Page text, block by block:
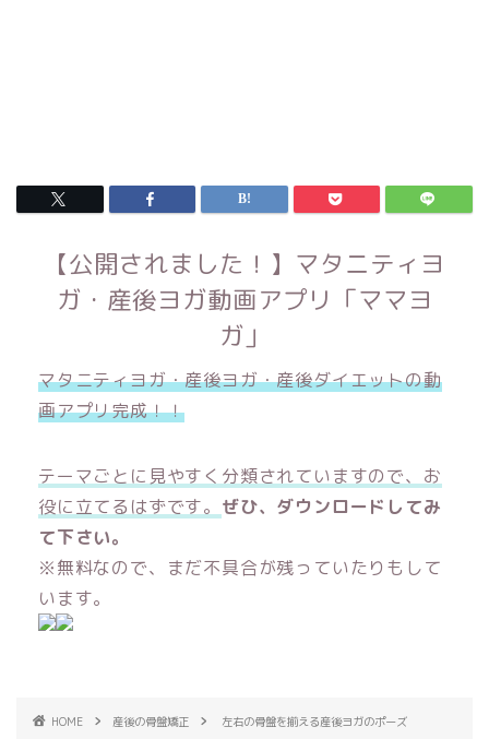
【公開されました！】マタニティヨ
ガ・産後ヨガ動画アプリ「ママヨ
ガ」
マタニティヨガ・産後ヨガ・産後ダイエットの動
画アプリ完成！！
テーマごとに見やすく分類されていますので、お
役に立てるはずです。 ぜひ、ダウンロードしてみ
て下さい。
※無料なので、まだ不具合が残っていたりもして
います。
HOME 産後の骨盤矯正 左右の骨盤を揃える産後ヨガのポーズ